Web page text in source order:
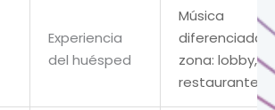
Experiencia
del huésped
Música
diferenciada
zona: lobby,
restaurante,